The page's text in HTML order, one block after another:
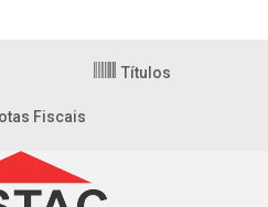
Títulos
Fiscais